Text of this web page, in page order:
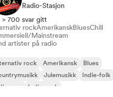
Radio-Stasjon
> 700 svar gitt
rockAmerikanskBluesChill
Mainstream
artister på radio
rock Amerikansk
Blues
Julemusikk
Indie-folk
pop
Indie-rock